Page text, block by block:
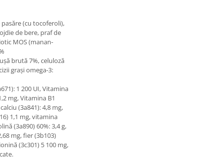
(cu tocoferoli),
de bere, praf de
MOS (manan-
brută 7%, celuloză
grași omega-3:
1 200 UI, Vitamina
mg, Vitamina B1
(3а841): 4,8 mg,
1,1 mg, vitamina
(3а890) 60%: 3,4 g,
mg, fier (3b103)
(3c301) 5 100 mg,